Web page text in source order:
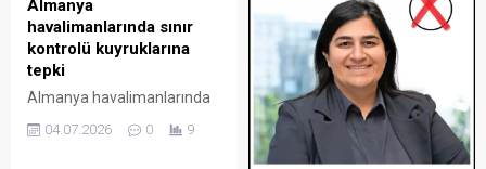
Almanya
havalimanlarında sınır
kontrolü kuyruklarına
tepki
Almanya havalimanlarında
tepki Baba Ajans/BERLİN
04.07.2026 0 9